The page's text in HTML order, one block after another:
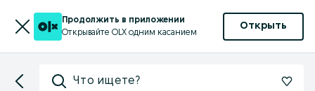
Продолжить в приложении
Открывайте OLX одним касанием
Открыть
Что ищете?